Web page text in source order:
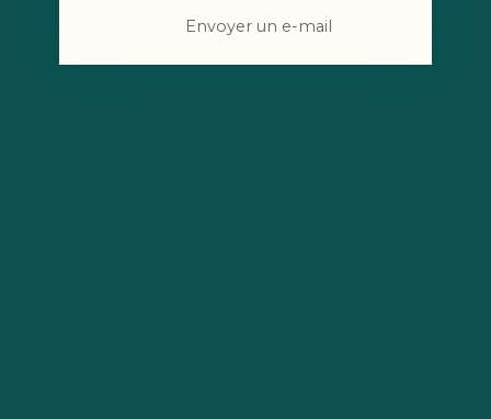
Envoyer un e-mail